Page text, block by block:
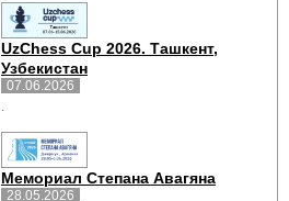
UzChess Cup 2026. Ташкент,
Узбекистан
07.06.2026
Мемориал Степана Авагяна
28.05.2026